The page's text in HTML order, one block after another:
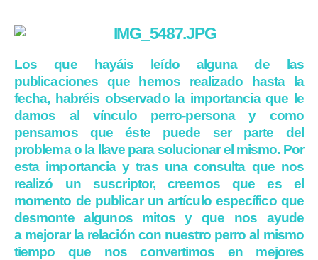
Los que hayáis leído alguna de las
publicaciones que hemos realizado hasta la
fecha, habréis observado la importancia que le
damos al vínculo perro-persona y como
pensamos que éste puede ser parte del
problema o la llave para solucionar el mismo. Por
esta importancia y tras una consulta que nos
realizó un suscriptor, creemos que es el
momento de publicar un artículo específico que
desmonte algunos mitos y que nos ayude
a mejorar la relación con nuestro perro al mismo
tiempo que nos convertimos en mejores